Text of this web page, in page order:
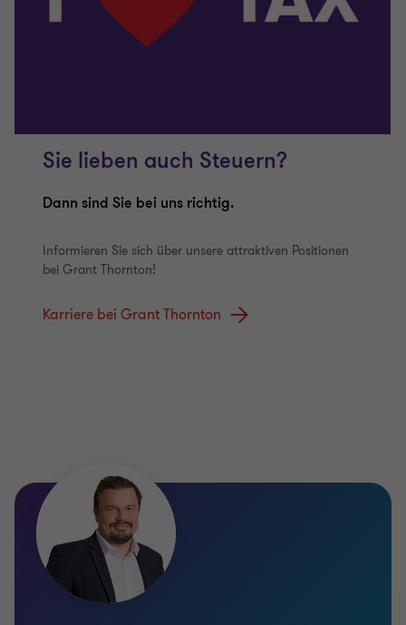
Sie lieben auch Steuern?
Dann sind Sie bei uns richtig.
Informieren Sie sich über unsere attraktiven Positionen
bei Grant Thornton!
Karriere bei Grant Thornton